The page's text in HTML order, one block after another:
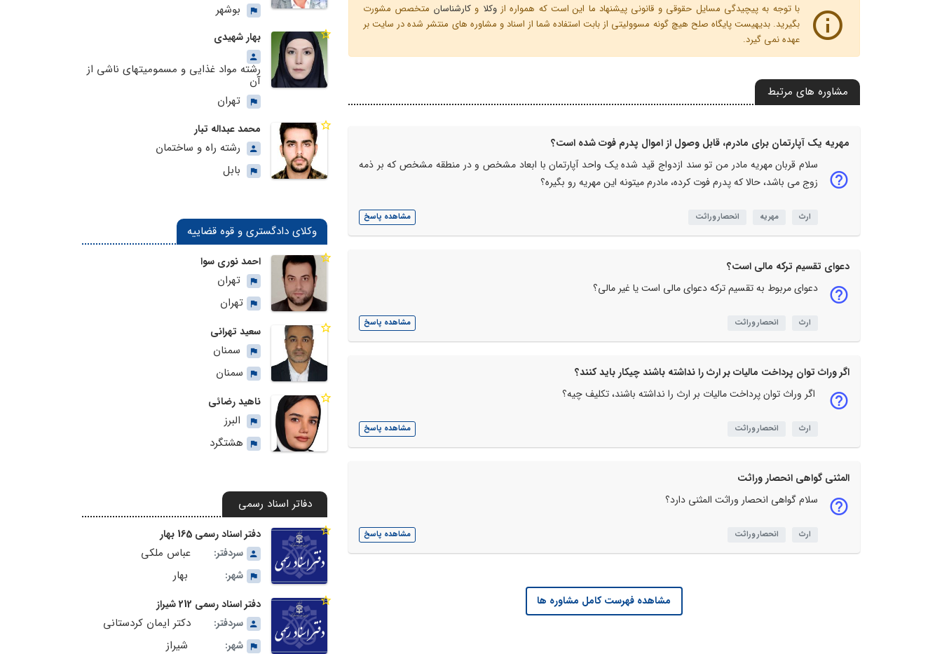
با توجه به پیچیدگی مسایل حقوقی و قانونی پیشنهاد ما این است که همواره ازوکلا وکارشناسان متخصص مشورت
بگیرید. بدیهیست پایگاه صلح هیچ گونه مسوولیتی از بابت استفاده شما از اسناد و مشاوره های منتشر شده در سایت بر
عهده نمی گیرد.
مشاوره های مرتبط
مهریه یک آپارتمان برای مادرم، قابل وصول از اموال پدرم فوت شده است؟
سلام قربان مهریه مادر من تو سند ازدواج قید شده یک واحد آپارتمان با ابعاد مشخص و در منطقه مشخص که بر ذمه
زوج می باشد، حالا که پدرم فوت کرده، مادرم میتونه این مهریه رو بگیره؟
ارث مهریه انحصار وراثت مشاهده پاسخ
دعوای تقسیم ترکه مالی است؟
دعوای مربوط به تقسیم ترکه دعوای مالی است یا غیر مالی؟
ارث انحصار وراثت مشاهده پاسخ
اگر وراث توان پرداخت مالیات بر ارث را نداشته باشند چیکار باید کنند؟
اگر وراث توان پرداخت مالیات بر ارث را نداشته باشند، تکلیف چیه؟
ارث انحصار وراثت مشاهده پاسخ
المثنی گواهی انحصار وراثت
سلام گواهی انحصار وراثت المثنی دارد؟
ارث انحصار وراثت مشاهده پاسخ
مشاهده فهرست کامل مشاوره ها
بوشهر
بهار شهیدی
رشته مواد غذایی و مسمومیتهای ناشی از
آن
تهران
محمد عبداله تبار
رشته راه و ساختمان
بابل
وکلای دادگستری و قوه قضاییه
احمد نوری سوا
تهران
تهران
سعید تهرانی
سمنان
سمنان
ناهید رضائی
البرز
هشتگرد
دفاتر اسناد رسمی
دفتر اسناد رسمی 165 بهار
سردفتر:
عباس ملکی
شهر: بهار
دفتر اسناد رسمی 212 شیراز
سردفتر:
دکتر ایمان کردستانی
شهر: شیراز